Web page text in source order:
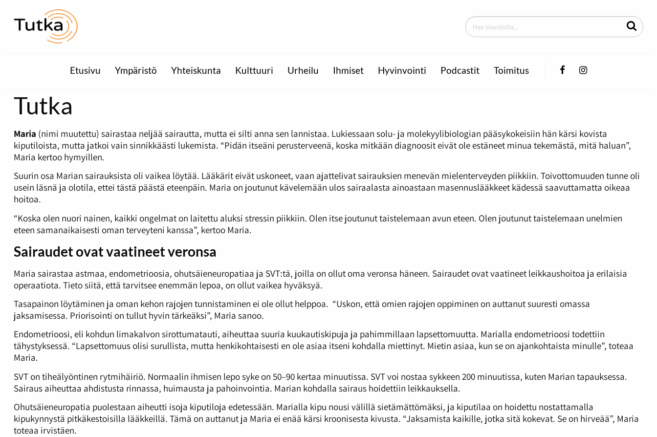
Etusivu Ympäristö Yhteiskunta Kulttuuri Urheilu Ihmiset Hyvinvointi Podcastit Toimitus FacebookInstagram
Tutka
Maria (nimi muutettu) sairastaa neljää sairautta, mutta ei silti anna sen lannistaa. Lukiessaan solu- ja molekyylibiologian pääsykokeisiin hän kärsi kovista
kiputiloista, mutta jatkoi vain sinnikkäästi lukemista. “Pidän itseäni perusterveenä, koska mitkään diagnoosit eivät ole estäneet minua tekemästä, mitä haluan”,
Maria kertoo hymyillen.
Suurin osa Marian sairauksista oli vaikea löytää. Lääkärit eivät uskoneet, vaan ajattelivat sairauksien menevän mielenterveyden piikkiin. Toivottomuuden tunne oli
usein läsnä ja olotila, ettei tästä päästä eteenpäin. Maria on joutunut kävelemään ulos sairaalasta ainoastaan masennuslääkkeet kädessä saavuttamatta oikeaa
hoitoa.
“Koska olen nuori nainen, kaikki ongelmat on laitettu aluksi stressin piikkiin. Olen itse joutunut taistelemaan avun eteen. Olen joutunut taistelemaan unelmien
eteen samanaikaisesti oman terveyteni kanssa”, kertoo Maria.
Sairaudet ovat vaatineet veronsa
Maria sairastaa astmaa, endometrioosia, ohutsäieneuropatiaa ja SVT:tä, joilla on ollut oma veronsa häneen. Sairaudet ovat vaatineet leikkaushoitoa ja erilaisia
operaatiota. Tieto siitä, että tarvitsee enemmän lepoa, on ollut vaikea hyväksyä.
Tasapainon löytäminen ja oman kehon rajojen tunnistaminen ei ole ollut helppoa. “Uskon, että omien rajojen oppiminen on auttanut suuresti omassa
jaksamisessa. Priorisointi on tullut hyvin tärkeäksi”, Maria sanoo.
Endometrioosi, eli kohdun limakalvon sirottumatauti, aiheuttaa suuria kuukautiskipuja ja pahimmillaan lapsettomuutta. Marialla endometrioosi todettiin
tähystyksessä. “Lapsettomuus olisi surullista, mutta henkikohtaisesti en ole asiaa itseni kohdalla miettinyt. Mietin asiaa, kun se on ajankohtaista minulle”, toteaa
Maria.
SVT on tiheälyöntinen rytmihäiriö. Normaalin ihmisen lepo syke on 50–90 kertaa minuutissa. SVT voi nostaa sykkeen 200 minuutissa, kuten Marian tapauksessa.
Sairaus aiheuttaa ahdistusta rinnassa, huimausta ja pahoinvointia. Marian kohdalla sairaus hoidettiin leikkauksella.
Ohutsäieneuropatia puolestaan aiheutti isoja kiputiloja edetessään. Marialla kipu nousi välillä sietämättömäksi, ja kiputilaa on hoidettu nostattamalla
kipukynnystä pitkäkestoisilla lääkkeillä. Tämä on auttanut ja Maria ei enää kärsi kroonisesta kivusta. “Jaksamista kaikille, jotka sitä kokevat. Se on hirveää”, Maria
toteaa irvistäen.